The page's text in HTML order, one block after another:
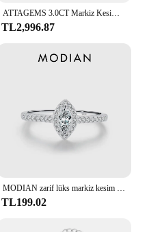
ATTAGEMS 3.0CT Markiz Kesim Mozanit Alyans Kadınlar Için 14*7mm Lab Elmas S925 Ayar Gümüş Düğün Parti Takı
TL2,996.87
MODIAN zarif lüks markiz kesim kadınlar için CZ yüzük 925 ayar gümüş yüzük düğün nişan hediye güzel takı aksesuarları
TL199.02